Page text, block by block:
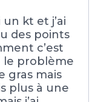
un kt et j’ai
des points
c’est
le problème
gras mais
plus à une